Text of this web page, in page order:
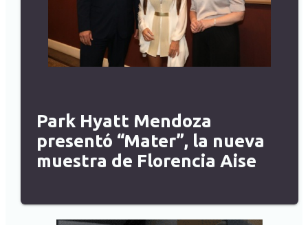
Park Hyatt Mendoza
presentó “Mater”, la nueva
muestra de Florencia Aise